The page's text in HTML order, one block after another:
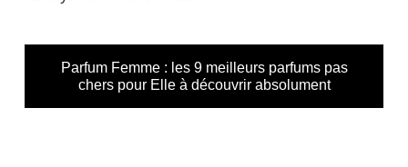
Parfum Femme : les 9 meilleurs parfums pas
chers pour Elle à découvrir absolument